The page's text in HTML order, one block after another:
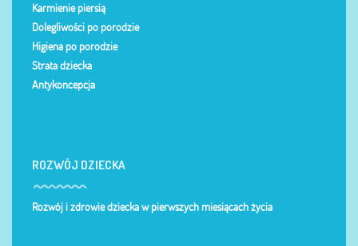
Karmienie piersią
Dolegliwości po porodzie
Higiena po porodzie
Strata dziecka
Antykoncepcja
ROZWÓJ DZIECKA
Rozwój i zdrowie dziecka w pierwszych miesiącach życia